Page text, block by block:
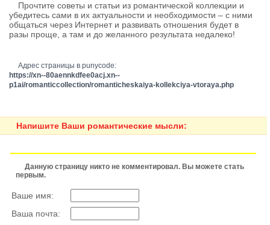
Прочтите советы и статьи из романтической коллекции и
убедитесь сами в их актуальности и необходимости – с ними
общаться через Интернет и развивать отношения будет в
разы проще, а там и до желанного результата недалеко!
Адрес страницы в punycode:
https://xn--80aennkdfee0acj.xn--
p1ai/romanticcollection/romanticheskaiya-kollekciya-vtoraya.php
Напишите Ваши романтические мысли:
Данную страницу никто не комментировал. Вы можете стать
первым.
Ваше имя:
Ваша почта: